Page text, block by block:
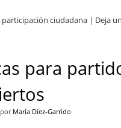
participación ciudadana | Deja
para
por María Díez-Garrido